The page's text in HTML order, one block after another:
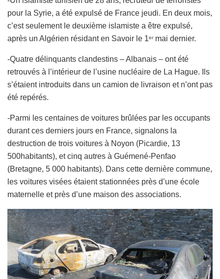
pour la Syrie, a été expulsé de France jeudi. En deux mois,
c’est seulement le deuxième islamiste a être expulsé,
après un Algérien résidant en Savoir le 1ermai dernier.
-Quatre délinquants clandestins – Albanais – ont été
retrouvés à l’intérieur de l’usine nucléaire de La Hague. Ils
s’étaient introduits dans un camion de livraison et n’ont pas
été repérés.
-Parmi les centaines de voitures brûlées par les occupants
durant ces derniers jours en France, signalons la
destruction de trois voitures à Noyon (Picardie, 13
500habitants), et cinq autres à Guémené-Penfao
(Bretagne, 5 000 habitants). Dans cette dernière commune,
les voitures visées étaient stationnées près d’une école
maternelle et près d’une maison des associations.